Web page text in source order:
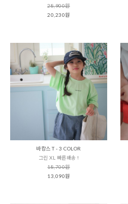
28,900원
20,230원
바캉스 T - 3 COLOR
그린 XL 빠른배송 !
18,700원
13,090원